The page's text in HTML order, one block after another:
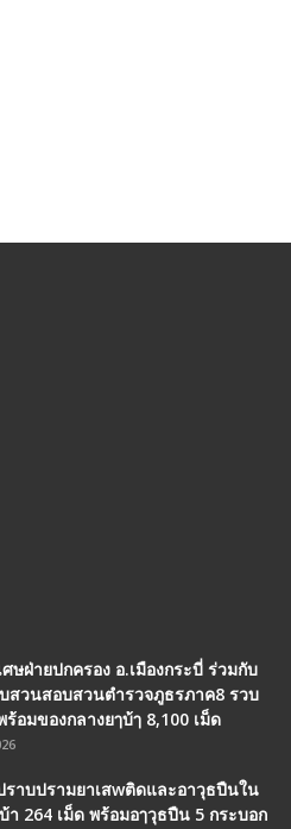
ษฝ่ายปกครอง อ.เมืองกระบี่ ร่วมกับ
สวนสอบสวนตำรวจภูธรภาค8 รวบ
ร้อมของกลางยๅบ้ๅ 8,100 เม็ด
าบปรามยาเสwติดและอาวุธปืนใน
264 เม็ด พร้อมอๅวุธปืน 5 กระบอก